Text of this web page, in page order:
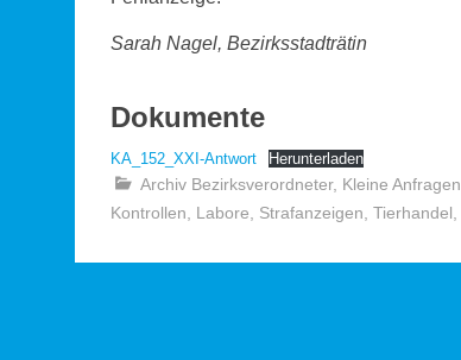
Sarah Nagel, Bezirksstadträtin
Dokumente
KA_152_XXI-Antwort Herunterladen
Archiv Bezirksverordneter, Kleine Anfragen
Kontrollen
Labore Strafanzeigen Tierhandel